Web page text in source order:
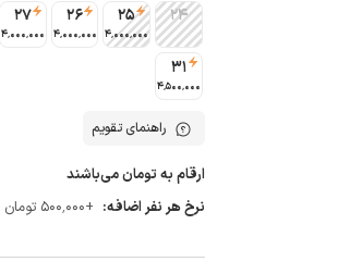
24
25
4٬000٬000
26
4٬000٬000
27
4٬000٬000
31
4٬500٬000
راهنمای تقویم
ارقام به تومان می‌باشند
نرخ هر نفر اضافه: +500٬000 تومان / بیشتر از 4 نفر